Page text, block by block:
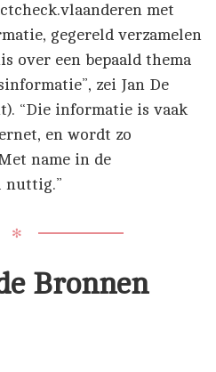
met
gegereld verzamelen
over een bepaald thema
zei Jan De
“Die informatie is vaak
en wordt zo
name in de
nuttig.”
✻
Bronnen